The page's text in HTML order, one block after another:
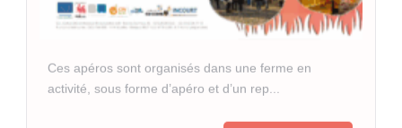
Ces apéros sont organisés dans une ferme en
activité, sous forme d’apéro et d’un rep...